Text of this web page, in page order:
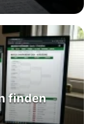
finden